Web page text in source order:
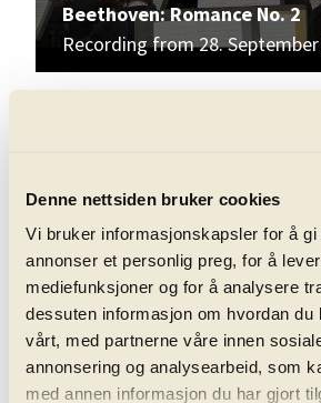
Denne nettsiden bruker cookies
Vi bruker informasjonskapsler for å gi
annonser et personlig preg, for å
mediefunksjoner og for å analysere
dessuten informasjon om hvordan du
vårt, med partnerne våre innen
annonsering og analysearbeid, som
med annen informasjon du har gjort
Beethoven: Romance No. 2
Recording from 28.
Ligeti: Violin Concerto
Recording from 09.